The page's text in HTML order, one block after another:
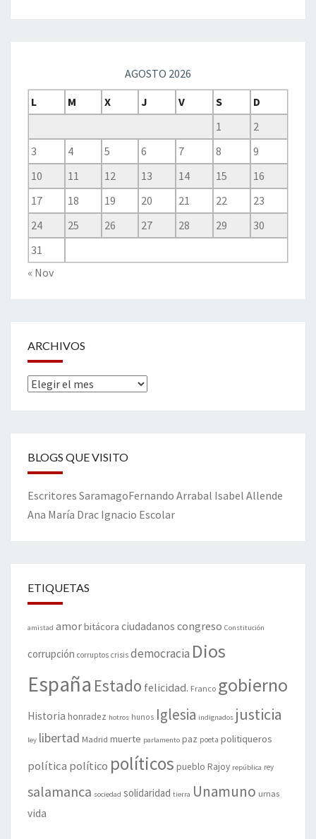
AGOSTO 2026
L
M X J V S
D
1
2
3
4 5 6 7 8
9
10
11 12 13 14 15
16
17
18 19 20 21 22
23
24
25 26 27 28 29
30
31
« Nov
ARCHIVOS
Archivos
BLOGS QUE VISITO
Escritores SaramagoFernando Arrabal Isabel Allende
Ana María Drac Ignacio Escolar
ETIQUETAS
amistad amorbitácora ciudadanos congreso Constitución
corrupción corruptos crisis democracia Dios
España Estado felicidad. Franco gobierno
Historia honradez hotros hunos Iglesia indignados justicia
ley libertad Madrid muerte parlamento paz poeta politiqueros
política político políticos pueblo Rajoy república rey
salamanca sociedad solidaridad tierra Unamuno urnas
vida